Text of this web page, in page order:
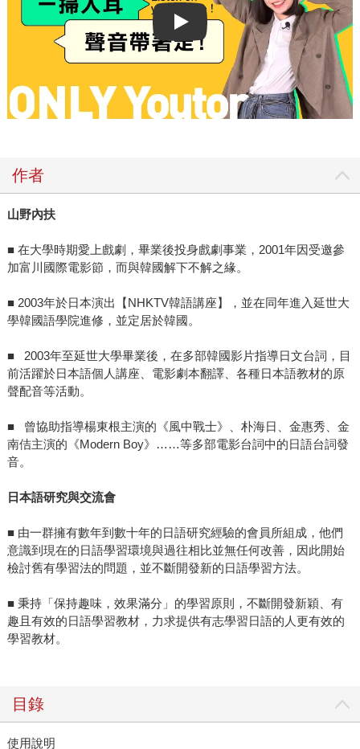
Play video
作者
山野內扶
■ 在大學時期愛上戲劇，畢業後投身戲劇事業，2001年因受邀參
加富川國際電影節，而與韓國解下不解之緣。
■ 2003年於日本演出【NHKTV韓語講座】，並在同年進入延世大
學韓國語學院進修，並定居於韓國。
■ 2003年至延世大學畢業後，在多部韓國影片指導日文台詞，目
前活躍於日本語個人講座、電影劇本翻譯、各種日本語教材的原
聲配音等活動。
■ 曾協助指導楊東根主演的《風中戰士》、朴海日、金惠秀、金
南佶主演的《Modern Boy》……等多部電影台詞中的日語台詞發
音。
日本語研究與交流會
■ 由一群擁有數年到數十年的日語研究經驗的會員所組成，他們
意識到現在的日語學習環境與過往相比並無任何改善，因此開始
檢討舊有學習法的問題，並不斷開發新的日語學習方法。
■ 秉持「保持趣味，效果滿分」的學習原則，不斷開發新穎、有
趣且有效的日語學習教材，力求提供有志學習日語的人更有效的
學習教材。
目錄
使用說明